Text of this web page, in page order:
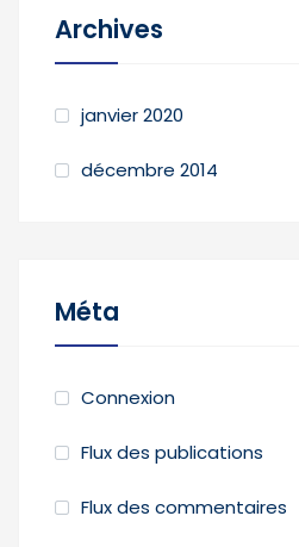
Archives
janvier 2020
décembre 2014
Méta
Connexion
Flux des publications
Flux des commentaires